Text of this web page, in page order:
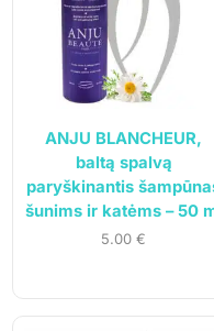
ANJU BLANCHEUR,
baltą spalvą
paryškinantis
šunims ir katėms – 50
5.00 €
Įmonės kodas:
PVM mokėtojo
Tel.: +370 699 75000
Informacija
Pirkimo-pardavimo